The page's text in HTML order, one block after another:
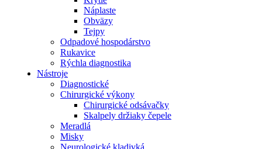
Náplaste
Obväzy
Tejpy
Odpadové hospodárstvo
Rukavice
Rýchla diagnostika
Nástroje
Diagnostické
Chirurgické výkony
Chirurgické odsávačky
Skalpely držiaky čepele
Meradlá
Misky
Neurologické kladivká